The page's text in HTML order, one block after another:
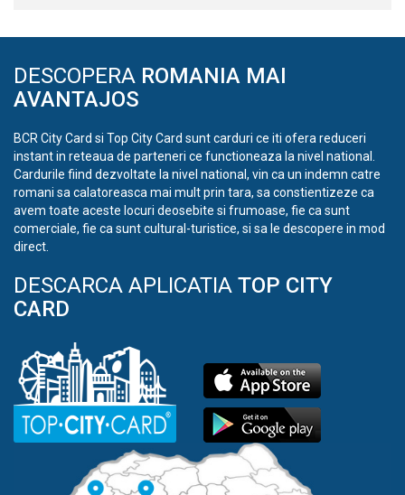
DESCOPERA ROMANIA MAI
AVANTAJOS
BCR City Card si Top City Card sunt carduri ce iti ofera reduceri
instant in reteaua de parteneri ce functioneaza la nivel national.
Cardurile fiind dezvoltate la nivel national, vin ca un indemn catre
romani sa calatoreasca mai mult prin tara, sa constientizeze ca
avem toate aceste locuri deosebite si frumoase, fie ca sunt
comerciale, fie ca sunt cultural-turistice, si sa le descopere in mod
direct.
DESCARCA APLICATIA TOP CITY
CARD